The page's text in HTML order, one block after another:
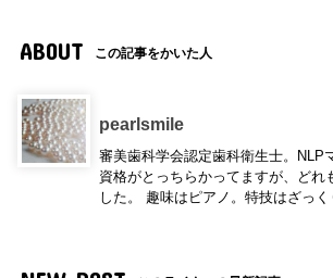
ABOUT この記事をかいた人
pearlsmile
審美歯科学会認定歯科衛生士。NLP
資格がとっちらかってますが、どれ
した。 趣味はピアノ。特技はざっく